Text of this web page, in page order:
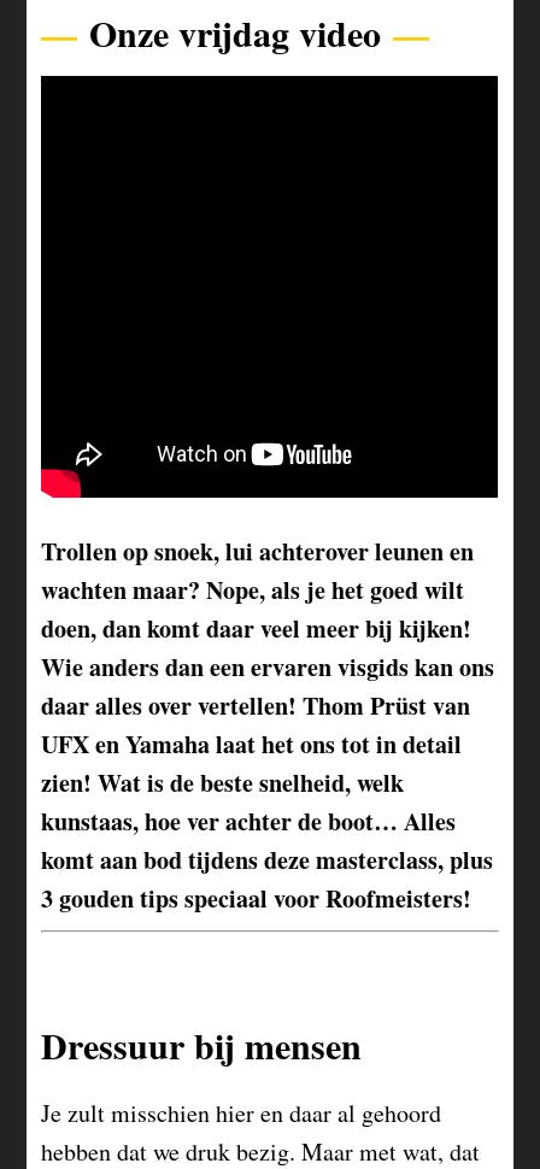
— Onze vrijdag video—
Trollen op snoek, lui achterover leunen en
wachten maar? Nope, als je het goed wilt
doen, dan komt daar veel meer bij kijken!
Wie anders dan een ervaren visgids kan ons
daar alles over vertellen! Thom Prüst van
UFX en Yamaha laat het ons tot in detail
zien! Wat is de beste snelheid, welk
kunstaas, hoe ver achter de boot… Alles
komt aan bod tijdens deze masterclass, plus
3 gouden tips speciaal voor Roofmeisters!
Dressuur bij mensen
Je zult misschien hier en daar al gehoord
hebben dat we druk bezig. Maar met wat, dat